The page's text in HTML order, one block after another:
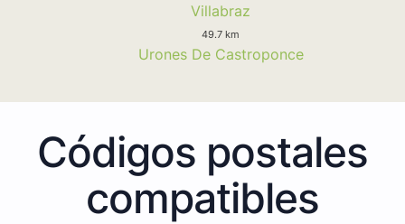
Villabraz
49.7 km
Urones De Castroponce
Códigos postales
compatibles